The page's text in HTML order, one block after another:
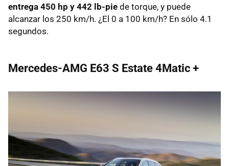
entrega 450 hp y 442 lb-pie de torque, y puede
alcanzar los 250 km/h. ¿El 0 a 100 km/h? En sólo 4.1
segundos.
Mercedes-AMG E63 S Estate 4Matic +